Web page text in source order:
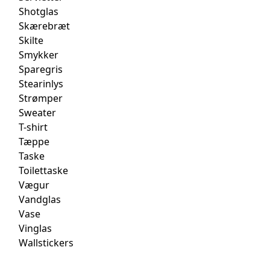
Shotglas
Skærebræt
Skilte
Smykker
Sparegris
Stearinlys
Strømper
Sweater
T-shirt
Tæppe
Taske
Toilettaske
Vægur
Vandglas
Vase
Vinglas
Wallstickers